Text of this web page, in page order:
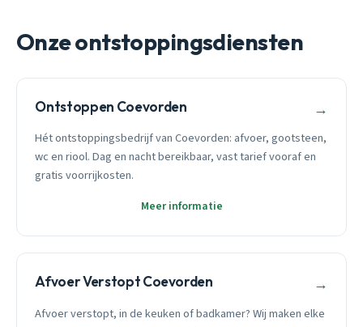
Onze ontstoppingsdiensten
Ontstoppen Coevorden →
Hét ontstoppingsbedrijf van Coevorden: afvoer, gootsteen,
wc en riool. Dag en nacht bereikbaar, vast tarief vooraf en
gratis voorrijkosten.
Meer informatie
Afvoer Verstopt Coevorden →
Afvoer verstopt, in de keuken of badkamer? Wij maken elke